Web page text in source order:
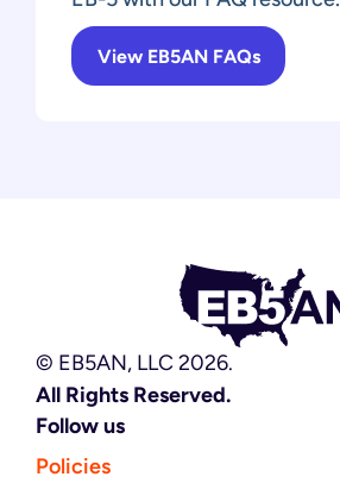
View EB5AN FAQs
© EB5AN, LLC 2026.
All Rights Reserved.
Follow us
Policies